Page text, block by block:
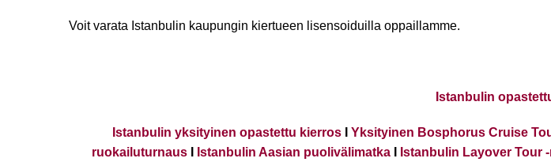
Voit varata Istanbulin kaupungin kiertueen lisensoiduilla oppaillamme.
Istanbulin
Istanbulin yksityinen opastettu kierros Yksityinen Bosphorus Cruise
ruokailuturnausI Istanbulin Aasian puolivälimatkaI Istanbulin Layover Tour